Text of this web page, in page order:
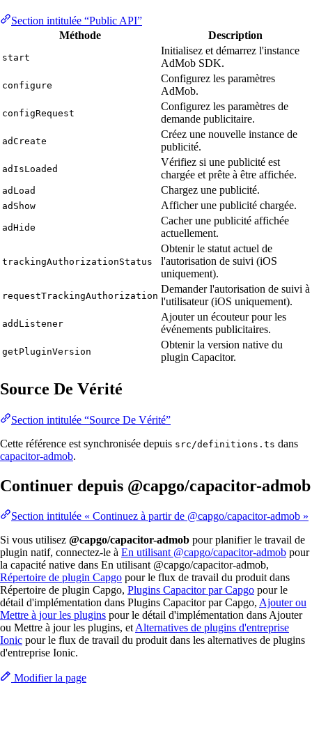
Section intitulée “Public API”
Méthode
Description
start
Initialisez et démarrez l'instance
AdMob SDK.
configure
Configurez les paramètres
AdMob.
configRequest
Configurez les paramètres de
demande publicitaire.
adCreate
Créez une nouvelle instance de
publicité.
adIsLoaded
Vérifiez si une publicité est
chargée et prête à être affichée.
adLoad Chargez une publicité.
adShow Afficher une publicité chargée.
adHide
Cacher une publicité affichée
actuellement.
trackingAuthorizationStatus
Obtenir le statut actuel de
l'autorisation de suivi (iOS
uniquement).
requestTrackingAuthorization
Demander l'autorisation de suivi à
l'utilisateur (iOS uniquement).
addListener
Ajouter un écouteur pour les
événements publicitaires.
getPluginVersion
Obtenir la version native du
plugin Capacitor.
Source De Vérité
Section intitulée “Source De Vérité”
Cette référence est synchronisée depuis src/definitions.ts dans
capacitor-admob.
Continuer depuis @capgo/capacitor-admob
Section intitulée « Continuez à partir de @capgo/capacitor-admob »
Si vous utilisez @capgo/capacitor-admob pour planifier le travail de
plugin natif, connectez-le à En utilisant @capgo/capacitor-admob pour
la capacité native dans En utilisant @capgo/capacitor-admob,
Répertoire de plugin Capgo pour le flux de travail du produit dans
Répertoire de plugin Capgo, Plugins Capacitor par Capgo pour le
détail d'implémentation dans Plugins Capacitor par Capgo, Ajouter ou
Mettre à jour les plugins pour le détail d'implémentation dans Ajouter
ou Mettre à jour les plugins, etAlternatives de plugins d'entreprise
Ionic pour le flux de travail du produit dans les alternatives de plugins
d'entreprise Ionic.
Modifier la page